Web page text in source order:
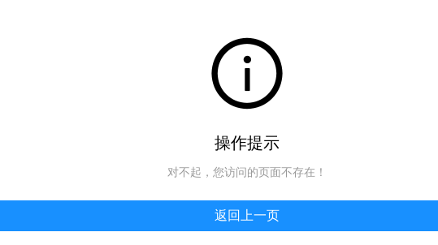
操作提示
对不起，您访问的页面不存在！
返回上一页